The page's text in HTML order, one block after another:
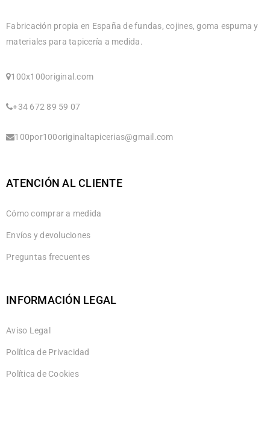
Fabricación propia en España de fundas, cojines, goma espuma y
materiales para tapicería a medida.
100x100original.com
+34 672 89 59 07
100por100originaltapicerias@gmail.com
ATENCIÓN AL CLIENTE
Cómo comprar a medida
Envíos y devoluciones
Preguntas frecuentes
INFORMACIÓN LEGAL
Aviso Legal
Política de Privacidad
Política de Cookies